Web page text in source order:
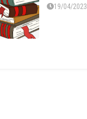
19/04/2023